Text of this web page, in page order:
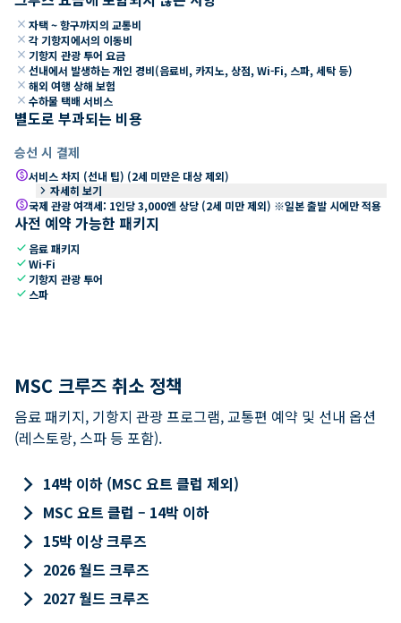
close 자택 ~ 항구까지의 교통비
close 각 기항지에서의 이동비
close 기항지 관광 투어 요금
close 선내에서 발생하는 개인 경비(음료비, 카지노, 상점, Wi-Fi, 스파, 세탁 등)
close 해외 여행 상해 보험
close 수하물 택배 서비스
별도로 부과되는 비용
승선 시 결제
paid서비스 차지 (선내 팁) (2세 미만은 대상 제외)
keyboard_arrow_right 자세히 보기
paid국제 관광 여객세: 1인당 3,000엔 상당 (2세 미만 제외) ※일본 출발 시에만 적용
사전 예약 가능한 패키지
check 음료 패키지
checkWi-Fi
check 기항지 관광 투어
check 스파
MSC 크루즈 취소 정책
음료 패키지, 기항지 관광 프로그램, 교통편 예약 및 선내 옵션
(레스토랑, 스파 등 포함).
keyboard_arrow_right 14박 이하 (MSC 요트 클럽 제외)
keyboard_arrow_right MSC 요트 클럽 – 14박 이하
keyboard_arrow_right 15박 이상 크루즈
keyboard_arrow_right 2026 월드 크루즈
keyboard_arrow_right 2027 월드 크루즈